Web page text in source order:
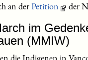
an derPetition der
im
(MMIW)